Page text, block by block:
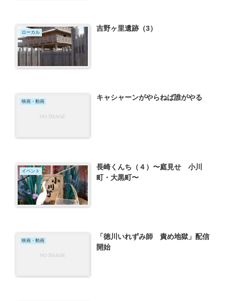
ローカル 吉野ヶ里遺跡（3）
映画・動画 キャシャーンがやらねば誰がやる
イベント
長崎くんち（４）〜庭見せ 小川
町・大黒町〜
映画・動画
「徳川いれずみ師 責め地獄」配信
開始